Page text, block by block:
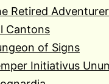
Retired Adventurer
Cantons
of Signs
Initiativus